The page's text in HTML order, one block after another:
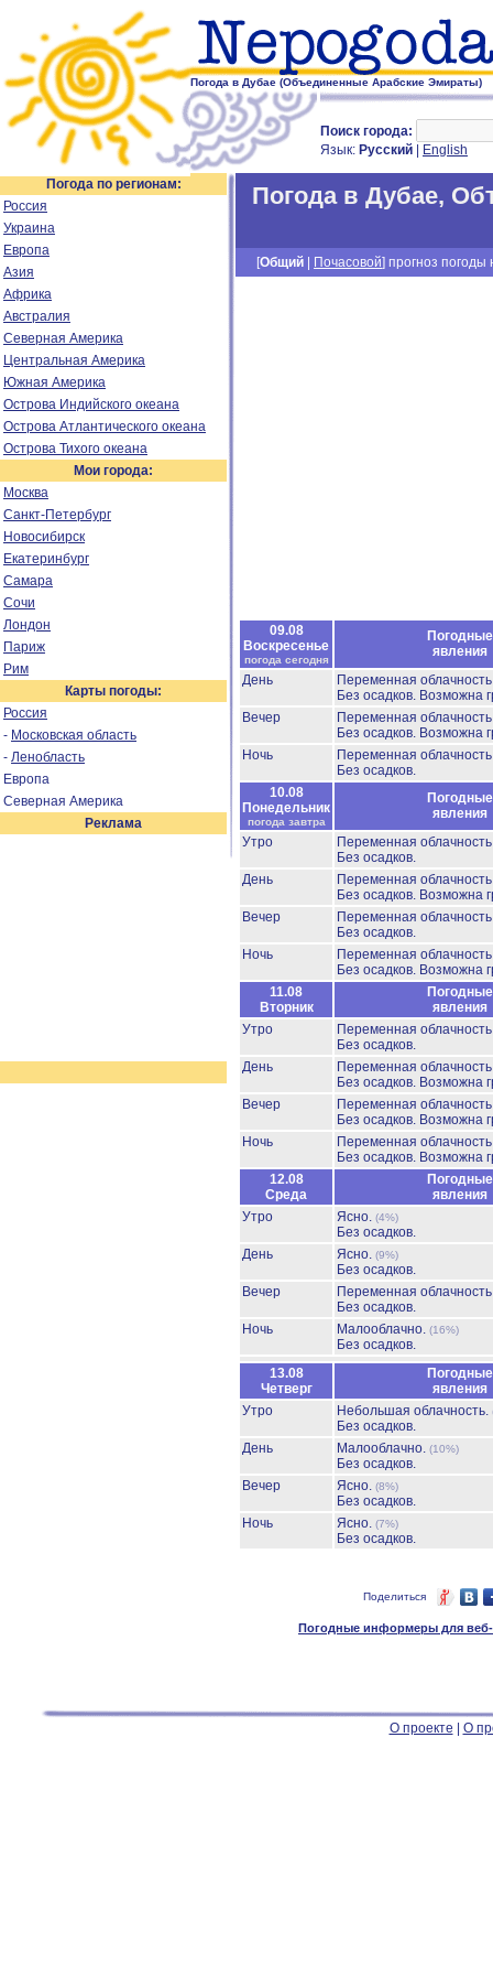
Погода в Дубае (Объединенные Арабские Эмираты)
Поиск города:
Язык: Русский English
Погода по регионам:
Россия
Украина
Европа
Азия
Африка
Австралия
Северная Америка
Центральная Америка
Южная Америка
Острова Индийского океана
Острова Атлантического океана
Острова Тихого океана
Мои города:
Москва
Санкт-Петербург
Новосибирск
Екатеринбург
Самара
Сочи
Лондон
Париж
Рим
Карты погоды:
Россия
- Московская область
- Ленобласть
Европа
Северная Америка
Реклама
Погода в Дубае,
[Общий Почасовой] прогноз погоды
09.08
Воскресенье
погода сегодня
Погодные
явления
День
Переменная
Без осадков. Возможна
Вечер
Переменная
Без осадков. Возможна
Ночь
Переменная
Без осадков.
10.08
Понедельник
погода завтра
Погодные
явления
Утро
Переменная
Без осадков.
День
Переменная
Без осадков. Возможна
Вечер
Переменная
Без осадков.
Ночь
Переменная облачность
Без осадков. Возможна
11.08
Вторник
Погодные
явления
Утро
Переменная облачность
Без осадков.
День
Переменная облачность
Без осадков. Возможна
Вечер
Переменная облачность
Без осадков. Возможна
Ночь
Переменная
Без осадков. Возможна
12.08
Среда
Погодные
явления
Утро
Ясно. (4%)
Без осадков.
День
Ясно. (9%)
Без осадков.
Вечер
Переменная
Без осадков.
Ночь
Малооблачно. (16%)
Без осадков.
13.08
Четверг
Погодные
явления
Утро
Небольшая облачность.
Без осадков.
День
Малооблачно. (10%)
Без осадков.
Вечер
Ясно. (8%)
Без осадков.
Ночь
Ясно. (7%)
Без осадков.
Поделиться
Погодные информеры для веб-
О проекте О